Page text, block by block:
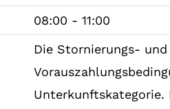
08:00 - 11:00
Die Stornierungs- und
Unterkunftskategorie.